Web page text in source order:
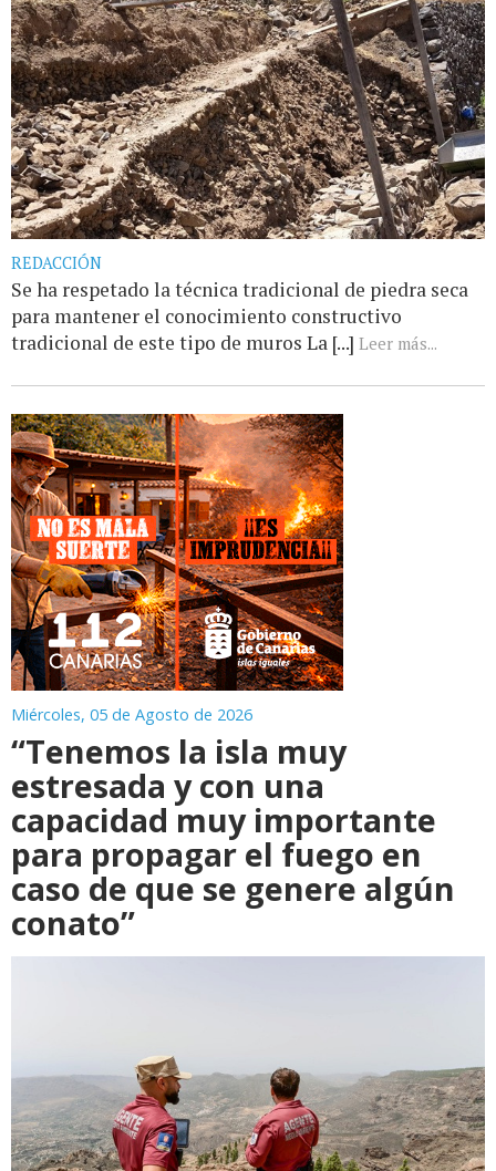
REDACCIÓN
Se ha respetado la técnica tradicional de piedra seca
para mantener el conocimiento constructivo
tradicional de este tipo de muros La [...] Leer más...
Miércoles, 05 de Agosto de 2026
“Tenemos la isla muy
estresada y con una
capacidad muy importante
para propagar el fuego en
caso de que se genere algún
conato”